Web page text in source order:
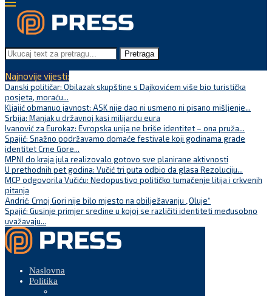
Pretraga
Najnovije vijesti:
Danski političar: Obilazak skupštine s Dajkovićem više bio turistička
posjeta, moraću...
Kljajić obmanuo javnost: ASK nije dao ni usmeno ni pisano mišljenje...
Srbija: Manjak u državnoj kasi milijardu eura
Ivanović za Eurokaz: Evropska unija ne briše identitet – ona pruža...
Spajić: Snažno podržavamo domaće festivale koji godinama grade
identitet Crne Gore...
MPNI do kraja jula realizovalo gotovo sve planirane aktivnosti
U prethodnih pet godina: Vučić tri puta odbio da glasa Rezoluciju...
MCP odgovorila Vučiću: Nedopustivo političko tumačenje litija i crkvenih
pitanja
Andrić: Crnoj Gori nije bilo mjesto na obilježavanju „Oluje“
Spajić: Gusinje primjer sredine u kojoj se različiti identiteti međusobno
uvažavaju...
Naslovna
Politika